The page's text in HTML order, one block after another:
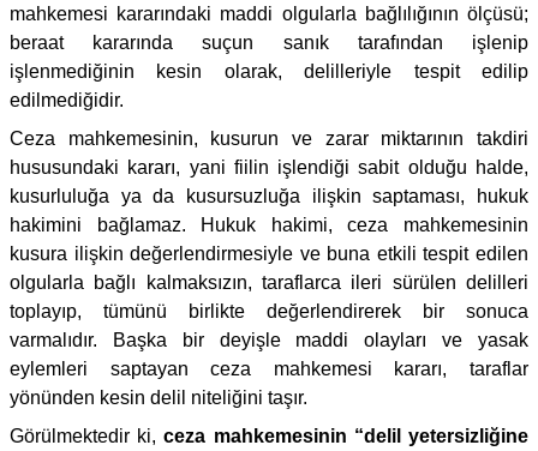
mahkemesi kararındaki maddi olgularla bağlılığının ölçüsü;
beraat kararında suçun sanık tarafından işlenip
işlenmediğinin kesin olarak, delilleriyle tespit edilip
edilmediğidir.
Ceza mahkemesinin, kusurun ve zarar miktarının takdiri
hususundaki kararı, yani fiilin işlendiği sabit olduğu halde,
kusurluluğa ya da kusursuzluğa ilişkin saptaması, hukuk
hakimini bağlamaz. Hukuk hakimi, ceza mahkemesinin
kusura ilişkin değerlendirmesiyle ve buna etkili tespit edilen
olgularla bağlı kalmaksızın, taraflarca ileri sürülen delilleri
toplayıp, tümünü birlikte değerlendirerek bir sonuca
varmalıdır. Başka bir deyişle maddi olayları ve yasak
eylemleri saptayan ceza mahkemesi kararı, taraflar
yönünden kesin delil niteliğini taşır.
Görülmektedir ki,ceza mahkemesinin “delil yetersizliğine